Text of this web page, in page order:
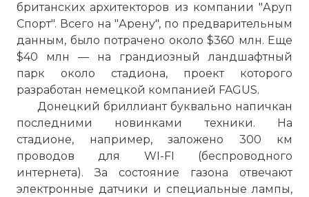
британских архитекторов из компании "Аруп
Спорт". Всего на "Арену", по предварительным
данным, было потрачено около $360 млн. Еще
$40 млн — на грандиозный ландшафтный
парк около стадиона, проект которого
разработан немецкой компанией FAGUS.
Донецкий бриллиант буквально напичкан
последними новинками техники. На
стадионе, например, заложено 300 км
проводов для WI-FI (беспроводного
интернета). За состояние газона отвечают
электронные датчики и специальные лампы,